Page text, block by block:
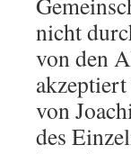
nicht
von den
von
des